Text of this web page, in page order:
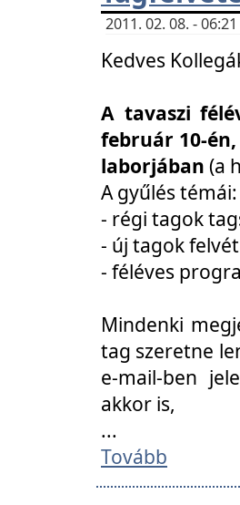
2011. 02. 08. -
Kedves
A tavaszi
február 10-
laborjában (a
A gyűlés témái:
- régi tagok
- új tagok
- féléves
Mindenki
tag szeretne
e-mail-ben
akkor is,
...
Tovább